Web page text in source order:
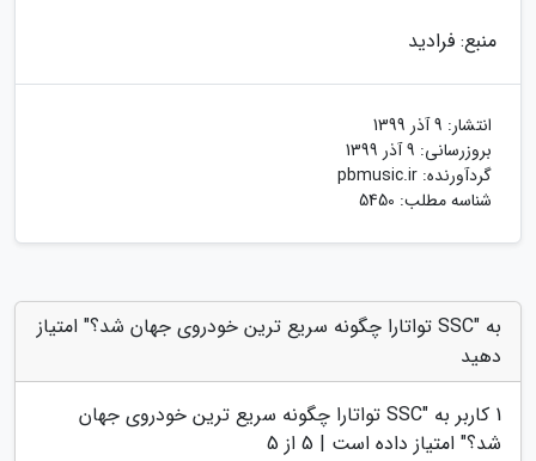
منبع: فرادید
انتشار: 9 آذر 1399
بروزرسانی: 9 آذر 1399
گردآورنده: pbmusic.ir
شناسه مطلب: 5450
به "SSC تواتارا چگونه سریع ترین خودروی جهان شد؟" امتیاز
دهید
1 کاربر به "
SSC تواتارا چگونه سریع ترین خودروی جهان
شد؟" امتیاز داده است | 5 از 5